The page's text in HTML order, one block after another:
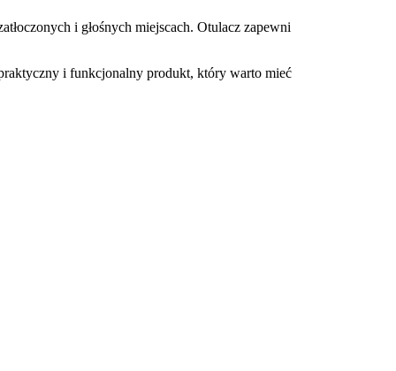
i głośnych miejscach. Otulacz zapewni
i funkcjonalny produkt, który warto mieć